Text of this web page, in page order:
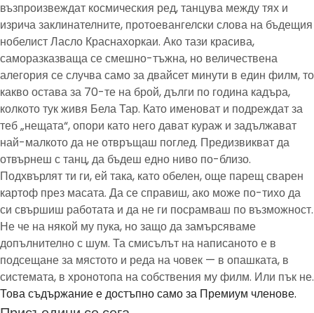
възпроизвеждат космическия ред, танцува между тях и
изрича заклинателните, протоевангелски слова на бъдещия
нобелист Ласло Краснахоркаи. Ако тази красива,
саморазказваща се смешно-тъжна, но величествена
алегория се случва само за двайсет минути в един филм, то
какво остава за 70-те на брой, дълги по година кадъра,
колкото тук живя Бела Тар. Като именоват и подреждат за
теб „нещата“, опори като него дават кураж и задължават
най-малкото да не отвръщаш поглед. Предизвикват да
отвърнеш с танц, да бъдеш едно ниво по-близо.
Подхвърлят ти ги, ей така, като обелен, още парещ сварен
картоф през масата. Да се справиш, ако може по-тихо да
си свършиш работата и да не ги посрамваш по възможност.
Не че на някой му пука, но защо да замърсяваме
допълнително с шум. Та смисълът на написаното е в
подсещане за мястото и реда на човек — в опашката, в
системата, в хронотопа на собствения му филм. Или пък не.
Това съдържание е достъпно само за Премиум членове.